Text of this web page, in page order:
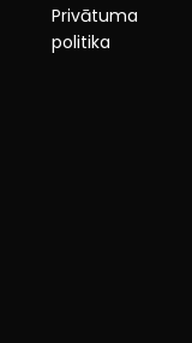
Privātuma
politika